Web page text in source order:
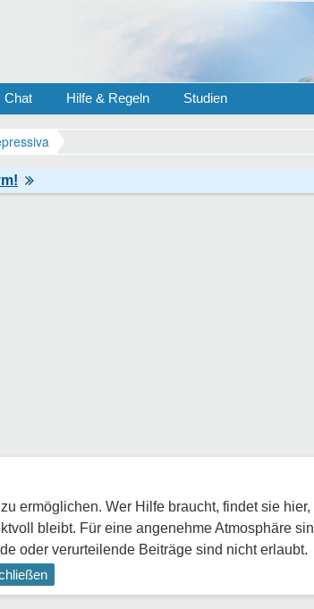
Chat Hilfe & Regeln Studien
ermöglichen. Wer Hilfe braucht, findet sie
bleibt. Für eine angenehme Atmosphäre
oder verurteilende Beiträge sind nicht erlaubt.